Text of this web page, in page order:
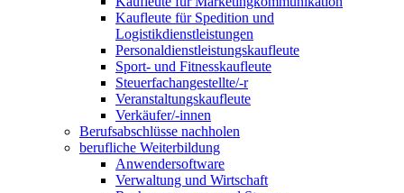
Kaufleute für Spedition und
Logistikdienstleistungen
Personaldienstleistungskaufleute
Sport- und Fitnesskaufleute
Steuerfachangestellte/-r
Veranstaltungskaufleute
Verkäufer/-innen
Berufsabschlüsse nachholen
berufliche Weiterbildung
Anwendersoftware
Verwaltung und Wirtschaft